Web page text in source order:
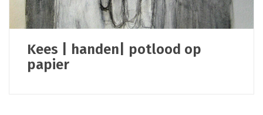
Kees | handen| potlood op
papier